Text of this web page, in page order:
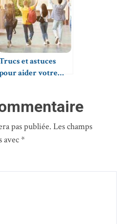
et astuces
aider votre
pas publiée. Les champs
avec*